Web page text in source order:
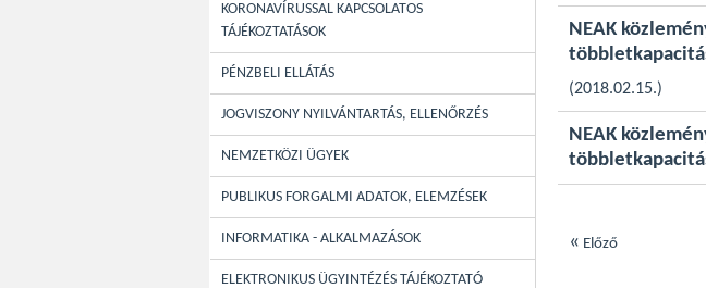
KORONAVÍRUSSAL KAPCSOLATOS
TÁJÉKOZTATÁSOK
PÉNZBELI ELLÁTÁS
JOGVISZONY NYILVÁNTARTÁS, ELLENŐRZÉS
NEMZETKÖZI ÜGYEK
PUBLIKUS FORGALMI ADATOK, ELEMZÉSEK
INFORMATIKA - ALKALMAZÁSOK
ELEKTRONIKUS ÜGYINTÉZÉS TÁJÉKOZTATÓ
NEAK
(2018.02.15.)
NEAK
« Előző